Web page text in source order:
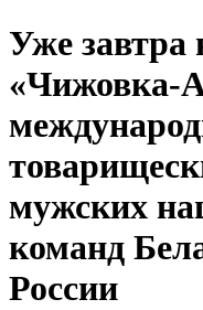
Уже завтра
«Чижовка-
мужских
команд
России